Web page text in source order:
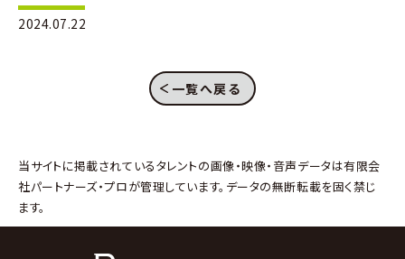
2024.07.22
一覧へ戻る
当サイトに掲載されているタレントの画像・映像・音声データは有限会
社パートナーズ・プロが管理しています。データの無断転載を固く禁じ
ます。